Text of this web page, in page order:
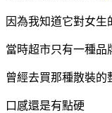
因為我知道它對女生
當時超市只有一種品
曾經去買那種散裝的
口感還是有點硬